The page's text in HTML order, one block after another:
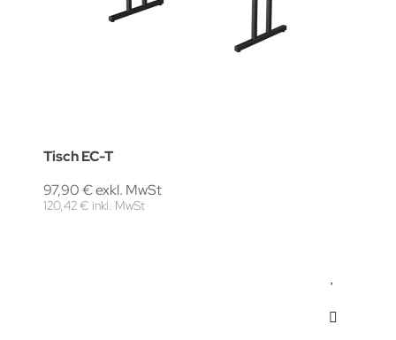
Tisch EC-T
97,90 € exkl. MwSt
120,42 € inkl. MwSt